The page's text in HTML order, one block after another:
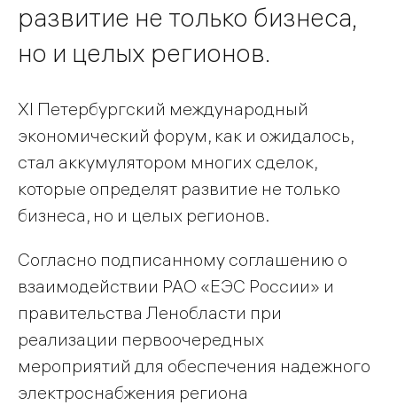
развитие не только бизнеса,
но и целых регионов.
ХI Петербургский международный
экономический форум, как и ожидалось,
стал аккумулятором многих сделок,
которые определят развитие не только
бизнеса, но и целых регионов.
Согласно подписанному соглашению о
взаимодействии РАО «ЕЭС России» и
правительства Ленобласти при
реализации первоочередных
мероприятий для обеспечения надежного
электроснабжения региона